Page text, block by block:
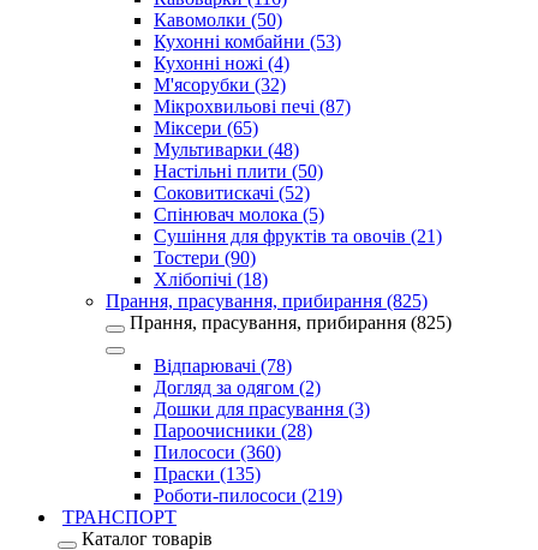
Кавомолки (50)
Кухонні комбайни (53)
Кухонні ножі (4)
М'ясорубки (32)
Мікрохвильові печі (87)
Міксери (65)
Мультиварки (48)
Настільні плити (50)
Соковитискачі (52)
Спінювач молока (5)
Сушіння для фруктів та овочів (21)
Тостери (90)
Хлібопічі (18)
Прання, прасування, прибирання (825)
Прання, прасування, прибирання (825)
Відпарювачі (78)
Догляд за одягом (2)
Дошки для прасування (3)
Пароочисники (28)
Пилососи (360)
Праски (135)
Роботи-пилососи (219)
ТРАНСПОРТ
Каталог товарів